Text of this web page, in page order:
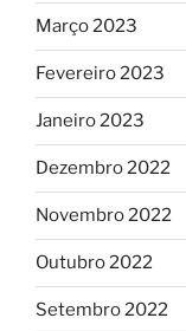
Março 2023
Fevereiro 2023
Janeiro 2023
Dezembro 2022
Novembro 2022
Outubro 2022
Setembro 2022